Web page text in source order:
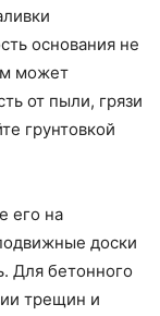
основания не
может
от пыли, грязи
грунтовкой
его на
доски
Для бетонного
трещин и